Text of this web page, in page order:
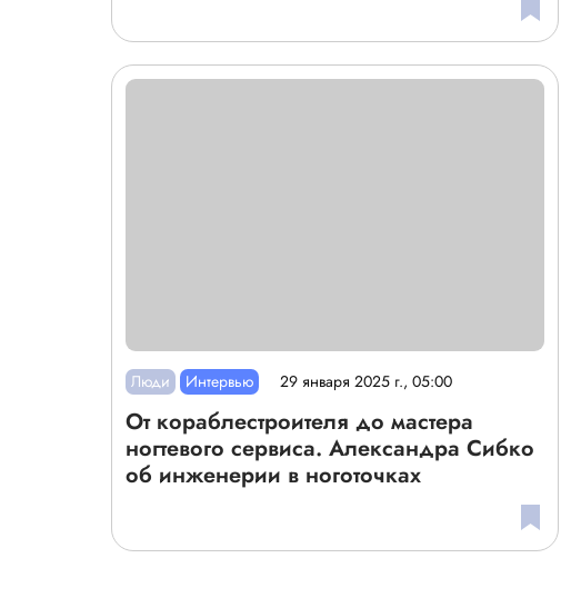
Люди Интервью 29 января 2025 г., 05:00
От кораблестроителя до мастера
ногтевого сервиса. Александра Сибко
об инженерии в ноготочках